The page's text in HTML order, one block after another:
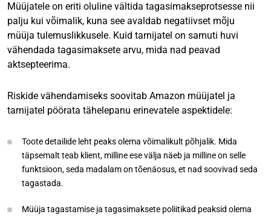
Müüjatele on eriti oluline vältida tagasimakseprotsesse nii
palju kui võimalik, kuna see avaldab negatiivset mõju
müüja tulemuslikkusele. Kuid tarnijatel on samuti huvi
vähendada tagasimaksete arvu, mida nad peavad
aktsepteerima.
Riskide vähendamiseks soovitab Amazon müüjatel ja
tarnijatel pöörata tähelepanu erinevatele aspektidele:
Toote detailide leht peaks olema võimalikult põhjalik. Mida
täpsemalt teab klient, milline ese välja näeb ja milline on selle
funktsioon, seda madalam on tõenäosus, et nad soovivad seda
tagastada.
Müüja tagastamise ja tagasimaksete poliitikad peaksid olema